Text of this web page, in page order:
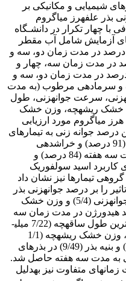
شیمیایی و مکانیکی بر
بذر علف­هرز میاگروم
با چهار تکرار در دانشـگاه
آزمایش شامل آب مقطر
(شاهد)، اسید سولفوریک غلیظ (98 درصد در مدت زمان دو، سه و
نیترات پتاسیم (3 درصد در مدت زمان سه، چهار و
روز)، پراکسید هیدروژن (30 درصد در مدت زمان دو، سه و
و سرمادهی مرطوب (به مدت
سرعت جوانه­زنی، طول
خشک ریشه­چه، وزن خشک
میاگروم مورد ارزیابی
درصد جوانه زنی به تیمارهای
کاربرد پراکسید هیدرژن سه دقیقه (91 درصد) و خراش­دهی
مکانیکی همراه با سرما­دهی به مدت سه هفته (84 درصد) و
کاربرد اسید سولفوریک
تیمارها نیز نشان داد
را بر درصد جوانه­زنی بذر
میاگروم داشت. بیشترین سرعت جوانه­زنی (5/4) و وزن خشک
پراکسید هیدورژن در مدت زمان سه
دقیقه مشاهده گردید. همچنین بیشترین طول ساقه­چه (7/22 میلی­
متر)، طول ریشه­چه (6/36 میلی­متر)، وزن خشک ریشه­چه (1/1
گرم)، وزن خشک گیاهچه (5/2 گرم) و بنیه بذر (9/49) در بذر­های
به مدت سه هفته حاصل شد.
زمانهای متفاوت نیز به­دلیل